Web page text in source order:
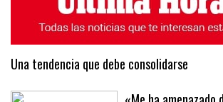
Una tendencia que debe consolidarse